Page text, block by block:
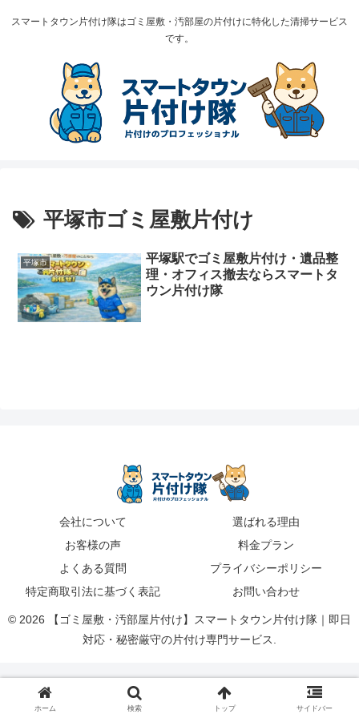
スマートタウン片付け隊はゴミ屋敷・汚部屋の片付けに特化した清掃サービス
です。
平塚市ゴミ屋敷片付け
平塚市
平塚駅でゴミ屋敷片付け・遺品整
理・オフィス撤去ならスマートタ
ウン片付け隊
会社について
選ばれる理由
お客様の声
料金プラン
よくある質問
プライバシーポリシー
特定商取引法に基づく表記
お問い合わせ
© 2026 【ゴミ屋敷・汚部屋片付け】スマートタウン片付け隊｜即日
対応・秘密厳守の片付け専門サービス.
ホーム 検索 トップ サイドバー